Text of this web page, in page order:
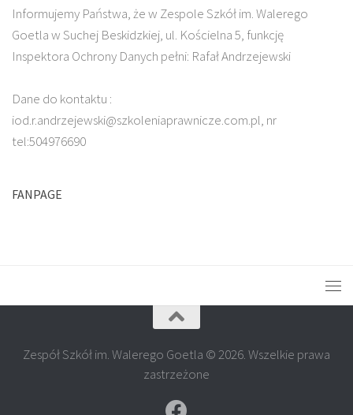
Informujemy Państwa, że w Zespole Szkół im. Walerego
Goetla w Suchej Beskidzkiej, ul. Kościelna 5, funkcję
Inspektora Ochrony Danych pełni: Rafał Andrzejewski
Dane do kontaktu :
iod.r.andrzejewski@szkoleniaprawnicze.com.pl, nr
tel:504976690
FANPAGE
Zespół Szkół im. Walerego Goetla © 2026. Wszelkie prawa
zastrzeżone